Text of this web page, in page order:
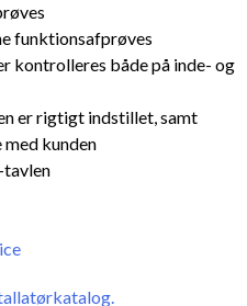
funktionsafprøves
kontrolleres både på inde- og
er rigtigt indstillet, samt
kunden